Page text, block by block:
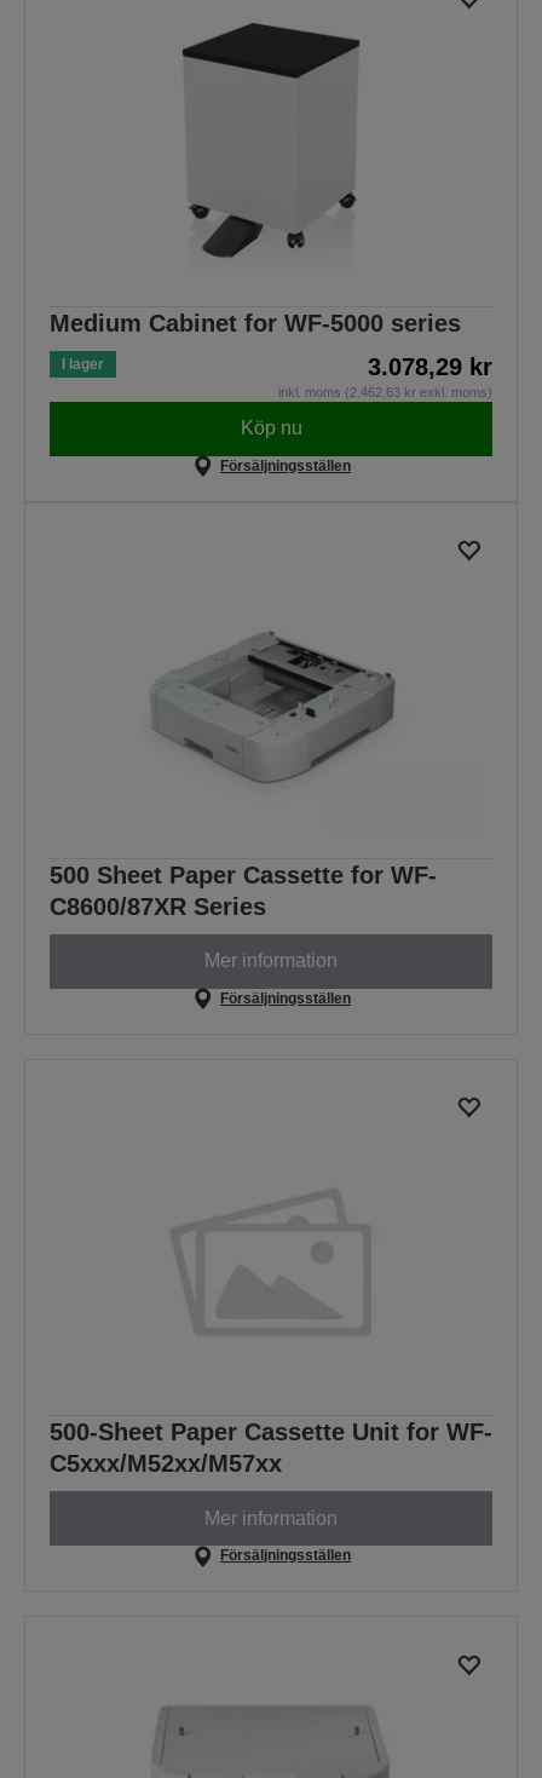
Medium Cabinet for WF-5000 series
I lager 3.078,29 kr
inkl. moms (2.462,63 kr exkl. moms)
Köp nu
Försäljningsställen
500 Sheet Paper Cassette for WF-
C8600/87XR Series
Mer information
Försäljningsställen
500-Sheet Paper Cassette Unit for WF-
C5xxx/M52xx/M57xx
Mer information
Försäljningsställen